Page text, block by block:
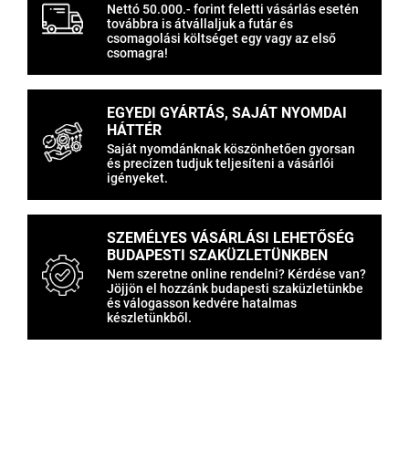
Nettó 50.000.- forint feletti vásárlás esetén
továbbra is átvállaljuk a futár és
csomagolási költséget egy vagy az első
csomagra!
EGYEDI GYÁRTÁS, SAJÁT NYOMDAI
HÁTTÉR
Saját nyomdánknak köszönhetően gyorsan
és precízen tudjuk teljesíteni a vásárlói
igényeket.
SZEMÉLYES VÁSÁRLÁSI LEHETŐSÉG
BUDAPESTI SZAKÜZLETÜNKBEN
Nem szeretne online rendelni? Kérdése van?
Jöjjön el hozzánk budapesti szaküzletünkbe
és válogasson kedvére hatalmas
készletünkből.